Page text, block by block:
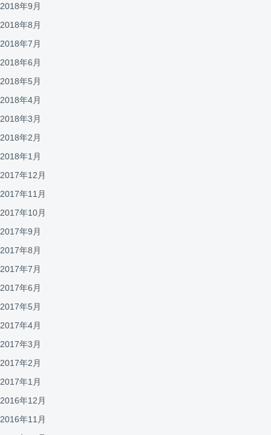
2018年9月
2018年8月
2018年7月
2018年6月
2018年5月
2018年4月
2018年3月
2018年2月
2018年1月
2017年12月
2017年11月
2017年10月
2017年9月
2017年8月
2017年7月
2017年6月
2017年5月
2017年4月
2017年3月
2017年2月
2017年1月
2016年12月
2016年11月